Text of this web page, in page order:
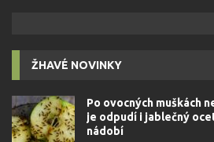
ŽHAVÉ NOVINKY
Po ovocných muškách
je odpudí i jablečný
nádobí